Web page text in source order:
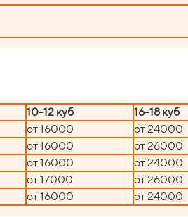
10-12 куб
16-18 куб
от 16000
от 24000
от 16000
от 26000
от 16000
от 24000
от 17000
от 26000
от 16000 от 24000